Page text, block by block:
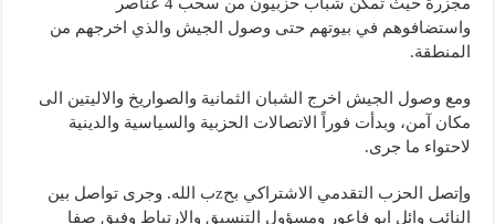
واستضافوهم في بيوتهم حتى وصول الجيش والذي اخرجهم من
المنطقة.
ومع وصول الجيش اخرج الشبان الثمانية والصواريخ والاليتين الى
مكان آمن، وبدأت فوراً الاتصالات الحزبية والسياسية والدينية
لاحتواء ما جرى.
وإتصل الحزب التقدمي الاشتراكي بحzب الله. وجرى تواصل بين
النائب وائل ابو فاعور ومسؤول التنسيق والارتباط وفيق صفا